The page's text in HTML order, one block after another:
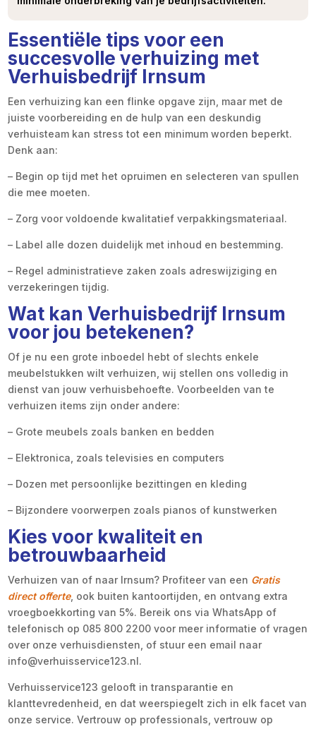
Essentiële tips voor een
succesvolle verhuizing met
Verhuisbedrijf Irnsum
Een verhuizing kan een flinke opgave zijn, maar met de
juiste voorbereiding en de hulp van een deskundig
verhuisteam kan stress tot een minimum worden beperkt.
Denk aan:
– Begin op tijd met het opruimen en selecteren van spullen
die mee moeten.
– Zorg voor voldoende kwalitatief verpakkingsmateriaal.
– Label alle dozen duidelijk met inhoud en bestemming.
– Regel administratieve zaken zoals adreswijziging en
verzekeringen tijdig.
Wat kan Verhuisbedrijf Irnsum
voor jou betekenen?
Of je nu een grote inboedel hebt of slechts enkele
meubelstukken wilt verhuizen, wij stellen ons volledig in
dienst van jouw verhuisbehoefte. Voorbeelden van te
verhuizen items zijn onder andere:
– Grote meubels zoals banken en bedden
– Elektronica, zoals televisies en computers
– Dozen met persoonlijke bezittingen en kleding
– Bijzondere voorwerpen zoals pianos of kunstwerken
Kies voor kwaliteit en
betrouwbaarheid
Verhuizen van of naar Irnsum? Profiteer van een Gratis
direct offerte, ook buiten kantoortijden, en ontvang extra
vroegboekkorting van 5%. Bereik ons via WhatsApp of
telefonisch op 085 800 2200 voor meer informatie of vragen
over onze verhuisdiensten, of stuur een email naar
info@verhuisservice123.nl.
Verhuisservice123 gelooft in transparantie en
klanttevredenheid, en dat weerspiegelt zich in elk facet van
onze service. Vertrouw op professionals, vertrouw op